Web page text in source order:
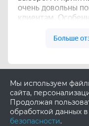
Мы используем
сайта,
Продолжая
обработкой данных
безопасности.